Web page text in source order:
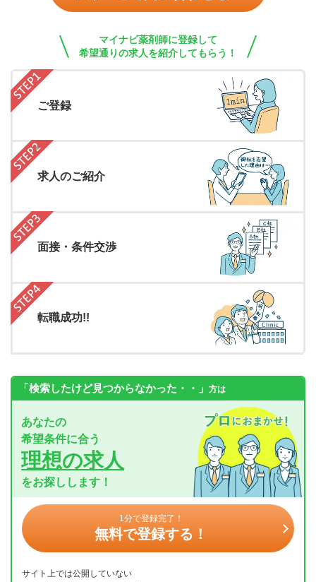
マイナビ薬剤師に登録して
希望通りの求人を紹介してもらう！
ご登録
求人のご紹介
面接・条件交渉
転職成功!!
「検索したけど見つからなかった・・」 方は
あなたの
希望条件に合う
理想の求人
をお探しします！
1分で登録完了！
無料で登録する！
サイト上では公開していない